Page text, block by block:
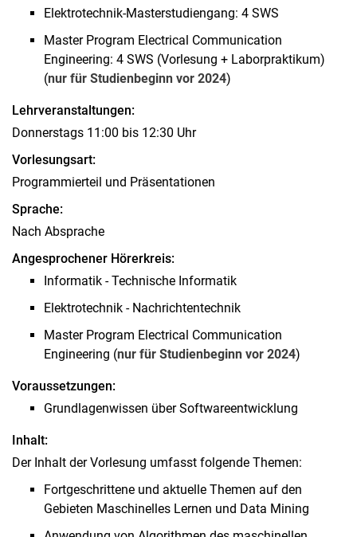
Communication Technology 1
Codecamp Context-Awareness 1 (sose)
Codecamp Context-Awareness 1 (wise)
Codecamp Context-Awareness 2 (wise)
Arbeiten
Dokument-Vorlagen
Elektrotechnik-Masterstudiengang: 4 SWS
Master Program Electrical Communication
Engineering: 4 SWS (Vorlesung + Laborpraktikum)
(nur für Studienbeginn vor 2024)
Lehrveranstaltungen:
Donnerstags 11:00 bis 12:30 Uhr
Vorlesungsart:
Programmierteil und Präsentationen
Sprache:
Nach Absprache
Angesprochener Hörerkreis:
Informatik - Technische Informatik
Elektrotechnik - Nachrichtentechnik
Master Program Electrical Communication
Engineering (nur für Studienbeginn vor 2024)
Voraussetzungen:
Grundlagenwissen über Softwareentwicklung
Inhalt:
Der Inhalt der Vorlesung umfasst folgende Themen:
Fortgeschrittene und aktuelle Themen auf den
Gebieten Maschinelles Lernen und Data Mining